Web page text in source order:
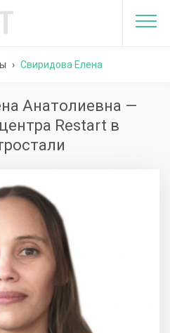
› Свиридова Елена
Анатолиевна —
Restart в